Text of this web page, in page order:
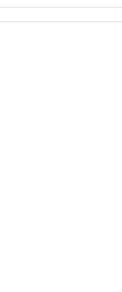
적용’ 다축로드셀
낼수 있었습니다. [ 솔루션 문의 ]연락처 :